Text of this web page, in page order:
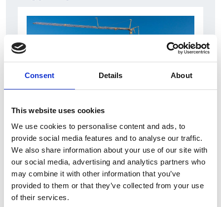
Consent Details About
This website uses cookies
We use cookies to personalise content and ads, to
provide social media features and to analyse our traffic.
We also share information about your use of our site with
our social media, advertising and analytics partners who
may combine it with other information that you’ve
provided to them or that they’ve collected from your use
of their services.
Nel primo semestre è aumentata fortemente la
costruzione di nuove abitazioni
Repubblica Ceca